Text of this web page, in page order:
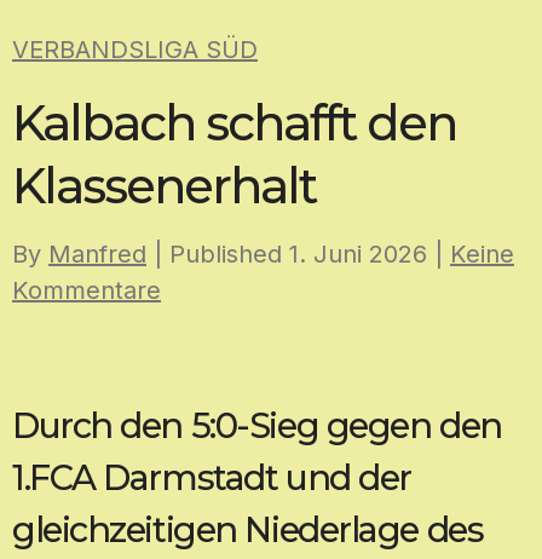
to
VERBANDSLIGA SÜD
Kalbach schafft den
Klassenerhalt
By Manfred | Published 1. Juni 2026
Keine
Kommentare
Durch den 5:0-Sieg gegen den
1.FCA Darmstadt und der
gleichzeitigen Niederlage des